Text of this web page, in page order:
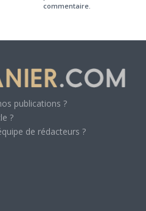
commentaire.
publications ?
?
de rédacteurs ?